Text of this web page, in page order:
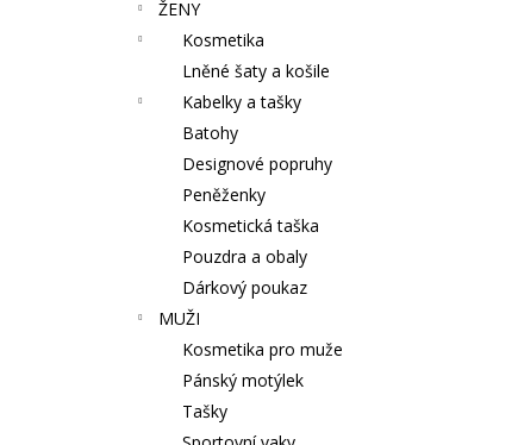
ŽENY
Kosmetika
Lněné šaty a košile
Kabelky a tašky
Batohy
Designové popruhy
Peněženky
Kosmetická taška
Pouzdra a obaly
Dárkový poukaz
MUŽI
Kosmetika pro muže
Pánský motýlek
Tašky
PURITY VISION BIO MĚSÍČKOVÁ
ZINKOVÁ MAST 70 ML
189 Kč